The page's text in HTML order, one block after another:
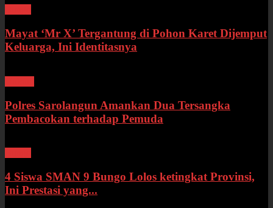
Mayat ‘Mr X’ Tergantung di Pohon Karet Dijemput
Keluarga, Ini Identitasnya
Polres Sarolangun Amankan Dua Tersangka
Pembacokan terhadap Pemuda
4 Siswa SMAN 9 Bungo Lolos ketingkat Provinsi,
Ini Prestasi yang...